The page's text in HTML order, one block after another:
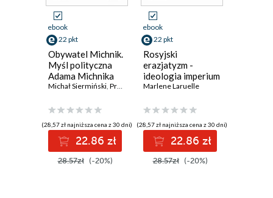
Kapitalizm i szmira
Uniwersytet jest po nic
Politycy z plastiku
Pamięć upokorzenia
Od Hummera do rowera
Wykaz pierwodruków
ebook
22 pkt
Obywatel Michnik.
Myśl polityczna
Adama Michnika
Michał Siermiński, Przemysław Witkowski
(28,57 zł najniższa cena z 30 dni)
22.86 zł
28.57zł (-20%)
ebook
22 pkt
Rosyjski
erazjatyzm -
ideologia imperium
Marlene Laruelle
(28,57 zł najniższa cena z 30 dni)
22.86 zł
28.57zł (-20%)